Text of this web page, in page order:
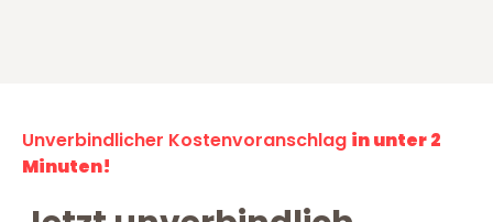
Unverbindlicher Kostenvoranschlag in unter 2
Minuten!